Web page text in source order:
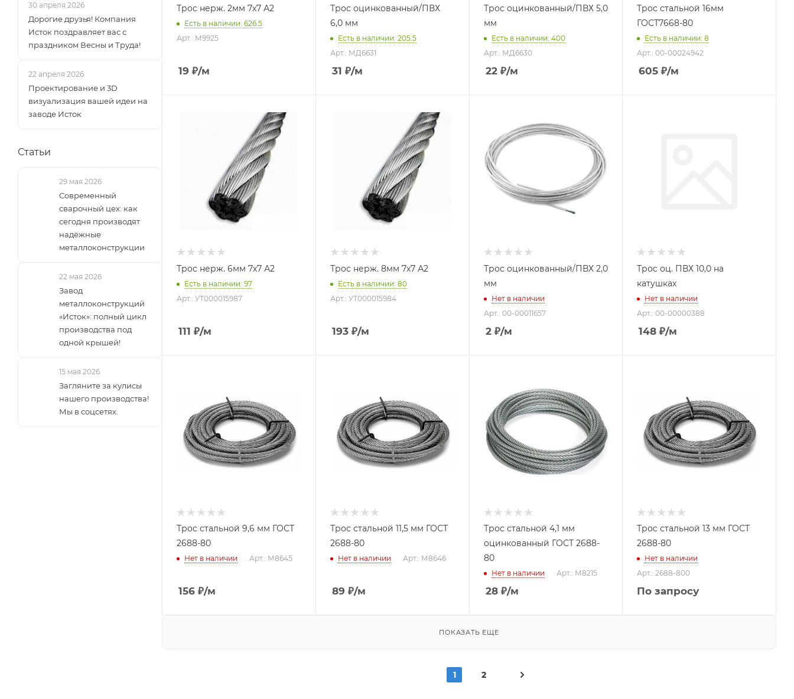
Трос нерж. 2мм 7х7 А2
Есть в наличии: 626.5
Арт.: М9925
19 ₽/м
Трос оцинкованный/ПВХ
6,0 мм
Есть в наличии: 205.5
Арт.: МД6631
31 ₽/м
Трос оцинкованный/ПВХ 5,0
мм
Есть в наличии: 400
Арт.: МД6630
22₽/м
Трос стальной 16мм
ГОСТ7668-80
Есть в наличии: 8
Арт.: 00-00024942
605 ₽/м
Трос нерж. 6мм 7х7 А2
Есть в наличии: 97
Арт.: УТ000015987
111 ₽/м
Трос нерж. 8мм 7х7 А2
Есть в наличии: 80
Арт.: УТ000015984
193₽/м
Трос оцинкованный/ПВХ 2,0
мм
Нет в наличии
Арт.: 00-00011657
2₽/м
Трос оц. ПВХ 10,0 на
катушках
Нет в наличии
Арт.: 00-00000388
148 ₽/м
Трос стальной 9,6 мм ГОСТ
2688-80
Нет в наличии Арт.: М8645
156 ₽/м
Трос стальной 11,5 мм ГОСТ
2688-80
Нет в наличии Арт.: М8646
89 ₽/м
Трос стальной 4,1 мм
оцинкованный ГОСТ 2688-
80
Нет в наличии Арт.: М8215
28₽/м
Трос стальной 13 мм ГОСТ
2688-80
Нет в наличии
Арт.: 2688-800
По запросу
ПОКАЗАТЬ ЕЩЕ
1 2
30 апреля 2026
Дорогие друзья! Компания
Исток поздравляет вас с
праздником Весны и Труда!
22 апреля 2026
Проектирование и 3D
визуализация вашей идеи на
заводе Исток
Статьи
29 мая 2026
Современный
сварочный цех: как
сегодня производят
надёжные
металлоконструкции
22 мая 2026
Завод
металлоконструкций
«Исток»: полный цикл
производства под
одной крышей!
15 мая 2026
Загляните за кулисы
нашего производства!
Мы в соцсетях.